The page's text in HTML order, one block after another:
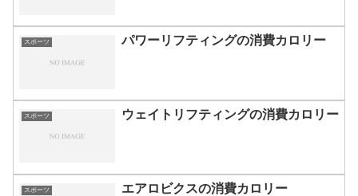
スポーツ パワーリフティングの消費カロリー
スポーツ ウェイトリフティングの消費カロリー
スポーツ エアロビクスの消費カロリー